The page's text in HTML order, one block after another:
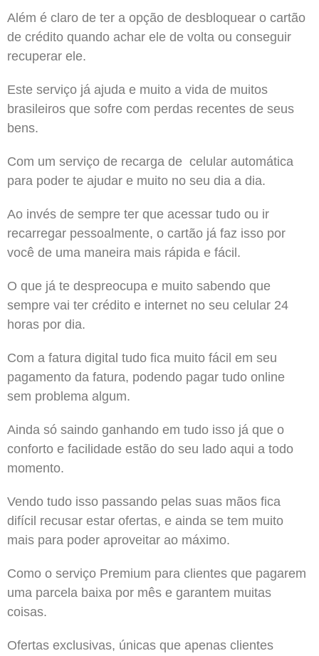
Além é claro de ter a opção de desbloquear o cartão
de crédito quando achar ele de volta ou conseguir
recuperar ele.
Este serviço já ajuda e muito a vida de muitos
brasileiros que sofre com perdas recentes de seus
bens.
Com um serviço de recarga de celular automática
para poder te ajudar e muito no seu dia a dia.
Ao invés de sempre ter que acessar tudo ou ir
recarregar pessoalmente, o cartão já faz isso por
você de uma maneira mais rápida e fácil.
O que já te despreocupa e muito sabendo que
sempre vai ter crédito e internet no seu celular 24
horas por dia.
Com a fatura digital tudo fica muito fácil em seu
pagamento da fatura, podendo pagar tudo online
sem problema algum.
Ainda só saindo ganhando em tudo isso já que o
conforto e facilidade estão do seu lado aqui a todo
momento.
Vendo tudo isso passando pelas suas mãos fica
difícil recusar estar ofertas, e ainda se tem muito
mais para poder aproveitar ao máximo.
Como o serviço Premium para clientes que pagarem
uma parcela baixa por mês e garantem muitas
coisas.
Ofertas exclusivas, únicas que apenas clientes